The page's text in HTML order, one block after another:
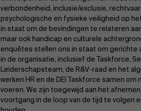
verbondenheid, inclusie/exclusie,
psychologische en fysieke veiligheid op
in staat om de bevindingen te relateren
maar ook handicap en culturele
enquêtes stellen ons in staat om gerichte
in de organisatie, inclusief de Taskforce,
Leiderschapsteam, de R&V-raad en het
werken HR en de DEI Taskforce samen
voeren. We zijn toegewijd aan het
voortgang in de loop van de tijd te volgen